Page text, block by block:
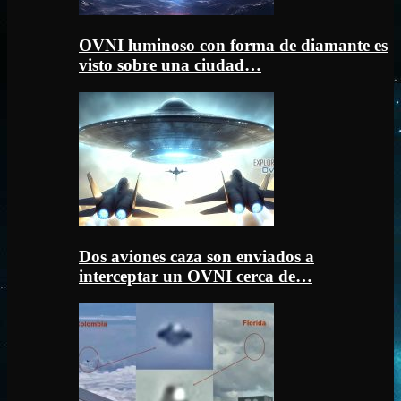
OVNI luminoso con forma de diamante es
visto sobre una ciudad…
Dos aviones caza son enviados a
interceptar un OVNI cerca de…